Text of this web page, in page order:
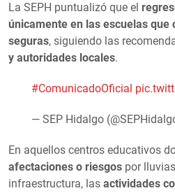
La SEPH puntualizó que el
únicamente en las escuelas que
seguras, siguiendo las
y autoridades locales.
#ComunicadoOficial
— SEP Hidalgo
En aquellos centros educativos
afectaciones o riesgos por
infraestructura, las actividades